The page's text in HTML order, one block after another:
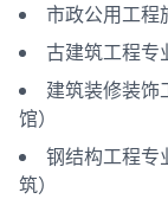
市政公用工程
古建筑工程专
建筑装修装饰
馆）
钢结构工程专
筑）